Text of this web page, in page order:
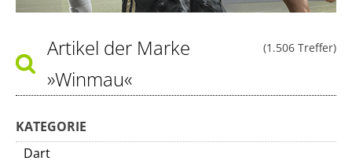
(1.506 Treffer)
Artikel der Marke
»Winmau«
KATEGORIE
Dart